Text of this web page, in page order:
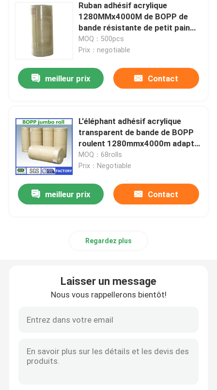
Accueil
A propos de nous
Ruban adhésif acrylique
1280MMx4000M de BOPP de
bande résistante de petit pain
enorme
MOQ：500pcs
Prix：negotiable
meilleur prix Contact
L'éléphant adhésif acrylique
transparent de bande de BOPP
roulent 1280mmx4000m adapté
aux besoins du client
MOQ：68rolls
Prix：Negotiable
meilleur prix Contact
Regardez plus
Laisser un message
Nous vous rappellerons bientôt!